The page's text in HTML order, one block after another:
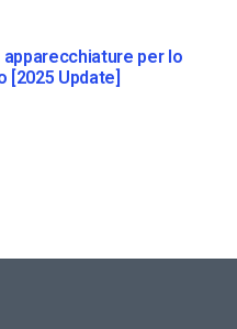
apparecchiature per lo
streaming dal vivo [2025 Update]